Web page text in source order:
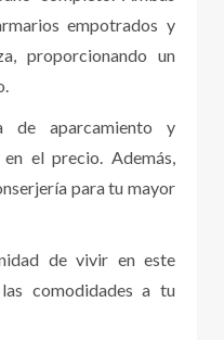
empotrados y
proporcionando un
de aparcamiento y
el precio. Además,
para tu mayor
de vivir en este
comodidades a tu